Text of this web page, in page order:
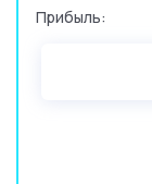
Прибыль: